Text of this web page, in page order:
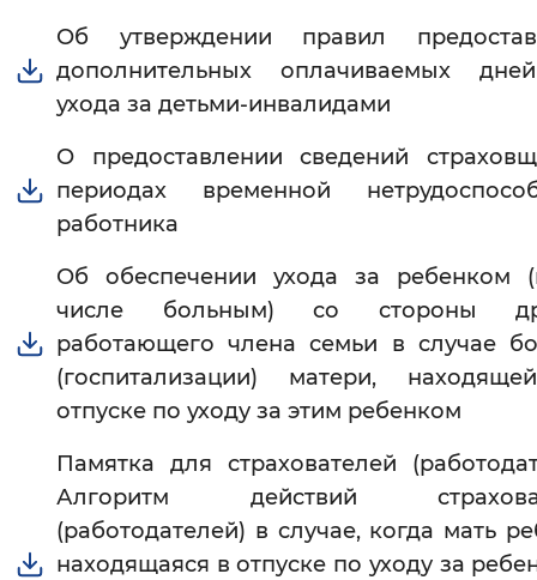
Об утверждении правил
дополнительных оплачиваемых
ухода за детьми-инвалидами
О предоставлении сведений
периодах временной
работника
Об обеспечении ухода за ребенком
числе больным) со стороны
работающего члена семьи в случае
(госпитализации) матери,
отпуске по уходу за этим ребенком
Памятка для страхователей
Алгоритм действий
(работодателей) в случае, когда мать
находящаяся в отпуске по уходу за